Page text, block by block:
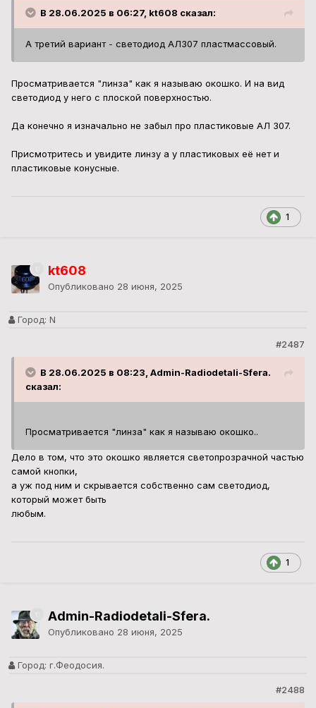
В 28.06.2025 в 06:27, kt608 сказал:
А третий вариант - светодиод АЛ307 пластмассовый.
Просматривается "линза" как я называю окошко. И на вид
светодиод у него с плоской поверхностью.
Да конечно я изначально не забыл про пластиковые АЛ 307.
Присмотритесь и увидите линзу а у пластиковых её нет и
пластиковые конусные.
1
kt608
Опубликовано 28 июня, 2025
Город: N
#2487
В 28.06.2025 в 08:23, Admin-Radiodetali-Sfera.
сказал:
Просматривается "линза" как я называю окошко..
Дело в том, что это окошко является светопрозрачной частью
самой кнопки,
а уж под ним и скрывается собственно сам светодиод,
который может быть
любым.
1
Admin-Radiodetali-Sfera.
Опубликовано 28 июня, 2025
Город: г.Феодосия.
#2488